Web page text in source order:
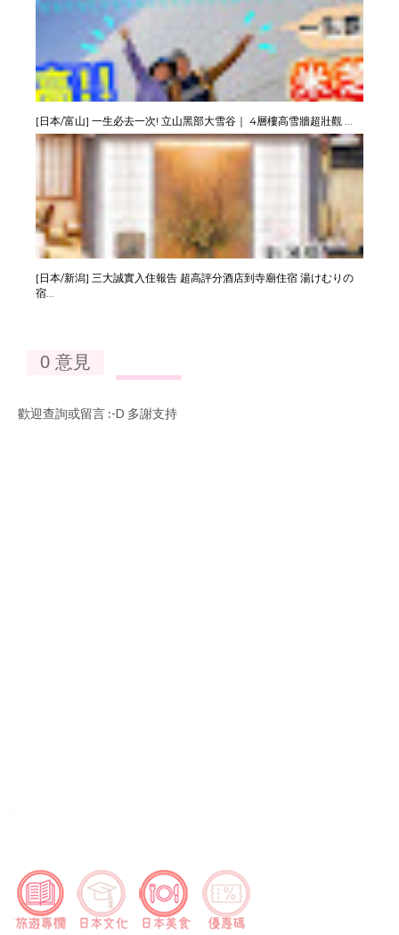
[日本/富山] 一生必去一次! 立山黑部大雪谷｜ 4層樓高雪牆超壯觀 ...
[日本/新潟] 三大誠實入住報告 超高評分酒店到寺廟住宿 湯けむりの
宿...
0 意見
歡迎查詢或留言 :-D 多謝支持